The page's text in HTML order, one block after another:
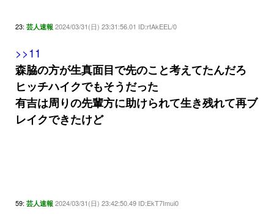
23: 芸人速報 2024/03/31(日) 23:31:56.01 ID:rtAkEEL/0
>>11
森脇の方が生真面目で先のこと考えてたんだろ
ヒッチハイクでもそうだった
有吉は周りの先輩方に助けられて生き残れて再ブ
レイクできたけど
59: 芸人速報 2024/03/31(日) 23:42:50.49 ID:EkT7Imui0